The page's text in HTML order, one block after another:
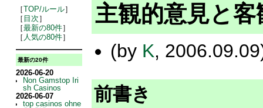
［TOP/ルール］
［ 目次 ］
［最新の80件］
［ 人気の80件］
最新の20件
2026-06-20
Non Gamstop Iri
sh Casinos
2026-06-07
top casinos ohne
主観的意見と客
(by K,
前書き